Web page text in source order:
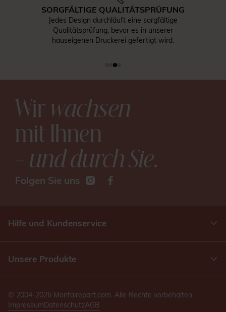
SORGFÄLTIGE QUALITÄTSPRÜFUNG
Jedes Design durchläuft eine sorgfältige
Qualitätsprüfung, bevor es in unserer
hauseigenen Druckerei gefertigt wird.
Wirwachsen
mit Ihnen
– und durch Sie.
Folgen Sie uns
Hilfe und Kundenservice
Unsere Produkte
© 2004-2026 Monfairepart.com. Alle Rechte vorbehalten.
ImpressumDatenschutzAGB